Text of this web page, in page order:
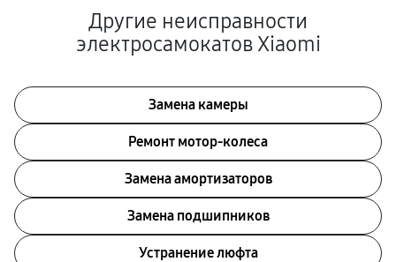
Другие неисправности
электросамокатов Xiaomi
Замена камеры
Ремонт мотор-колеса
Замена амортизаторов
Замена подшипников
Устранение люфта